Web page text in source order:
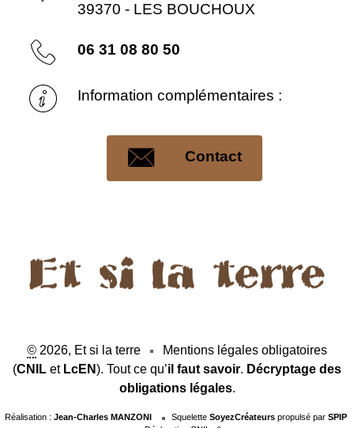
39370 - LES BOUCHOUX
06 31 08 80 50
Information complémentaires :
Contact
© 2026, Et si la terre
Mentions légales obligatoires
(CNIL et LcEN ). Tout ce qu’il faut savoir. Décryptage des
obligations légales.
Réalisation :Jean-Charles MANZONI Squelette SoyezCréateurspropulsé par SPIP